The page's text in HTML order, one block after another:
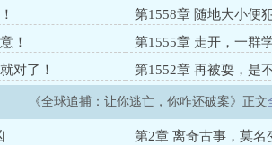
场智商碾压的盛宴，一个逃亡的神探！”——
主创团队“我的第一反应是嫉妒，踏马的，
第1558章 随地大小便
！
第1555章 走开，一群
对了！
第1552章 再被耍，是
《全球追捕：让你逃亡，你咋还破案》正文
第2章 离奇古事，莫名